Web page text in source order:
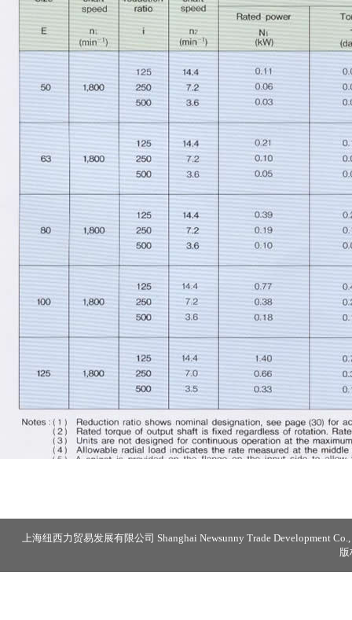
上海纽西力贸易发展有限公司 Shanghai Newsunny Trade Development